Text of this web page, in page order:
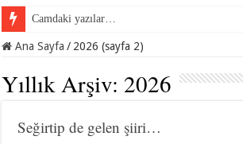
Camdaki yazılar…
Cemil Gül Hocaefendi ile samimi bir sohbet…
Ana Sayfa / 2026 (sayfa 2)
Yıllık Arşiv: 2026
Seğirtip de gelen şiiri…